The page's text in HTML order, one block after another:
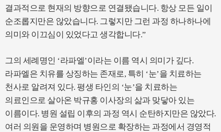
결과적으로 현재의 방향으로 연결됐습니다. 항상 모든 일이
순조롭지만은 않았습니다. 그렇지만 그런 과정 하나하나에
의미와 이끄심이 있었다고 생각합니다.”
그의 세례명인 ‘라파엘’이라는 이름 역시 의미가 깊다.
라파엘은 치유를 상징하는 존재로, 특히 ‘눈’을 치료하는
천사로 알려져 있다. 평생 타인의 ‘눈’을 치료하는
의료인으로 살아온 박규홍 이사장의 삶과 맞닿아 있는
이름이다. 병원 설립 이후의 과정 역시 순탄하지만은 않았다.
여러 의원을 운영하며 병원으로 확장하는 과정에서 경영적